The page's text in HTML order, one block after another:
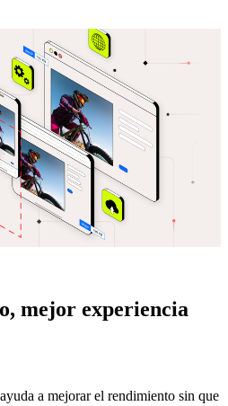
mejor experiencia
a mejorar el rendimiento sin que